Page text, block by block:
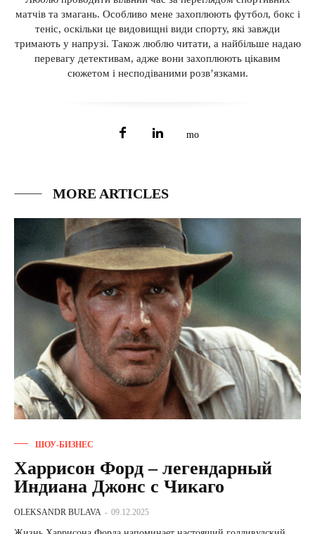
матчів та змагань. Особливо мене захоплюють футбол, бокс і
теніс, оскільки це видовищні види спорту, які завжди
тримають у напрузі. Також люблю читати, а найбільше надаю
перевагу детективам, адже вони захоплюють цікавим
сюжетом і несподіваними розв’язками.
MORE ARTICLES
ШОУ-БИЗНЕС
Харрисон Форд – легендарный
Индиана Джонс с Чикаго
OLEKSANDR BULAVA - 09.12.2025